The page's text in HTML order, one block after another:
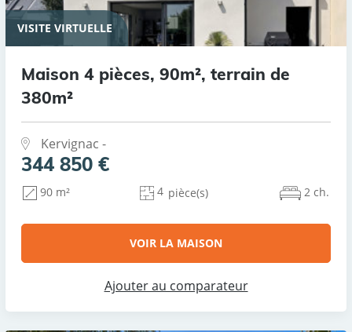
VISITE VIRTUELLE
Maison 4 pièces, 90m², terrain de
380m²
Kervignac -
344 850 €
90 m² 4 pièce(s) 2 ch.
VOIR LA MAISON
Ajouter au comparateur